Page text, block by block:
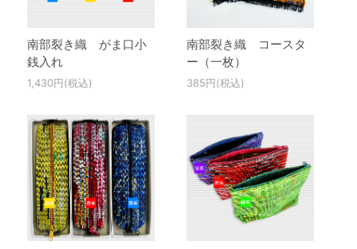
南部裂き織 がま口小
銭入れ
1,430円(税込)
南部裂き織 コースタ
ー（一枚）
385円(税込)